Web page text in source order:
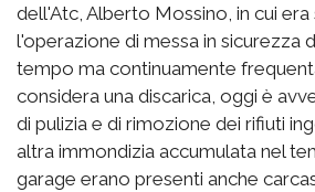
dell'Atc, Alberto Mossino, in cui era
l'operazione di messa in sicurezza
tempo ma continuamente
considera una discarica, oggi è
di pulizia e di rimozione dei rifiuti
altra immondizia accumulata nel
garage erano presenti anche